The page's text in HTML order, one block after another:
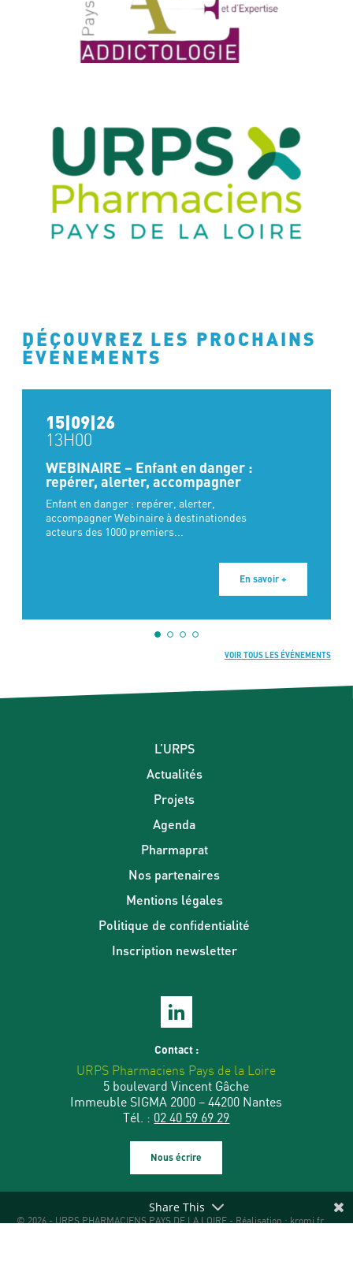
DÉCOUVREZ LES PROCHAINS
ÉVÉNEMENTS
15|09|26
13H00
WEBINAIRE – Enfant en danger :
repérer, alerter, accompagner
Enfant en danger : repérer, alerter,
accompagner Webinaire à destinationdes
acteurs des 1000 premiers...
En savoir +
VOIR TOUS LES ÉVÉNEMENTS
L’URPS
Actualités
Projets
Agenda
Pharmaprat
Nos partenaires
Mentions légales
Politique de confidentialité
Inscription newsletter
Contact :
URPS Pharmaciens Pays de la Loire
5 boulevard Vincent Gâche
Immeuble SIGMA 2000 – 44200 Nantes
Tél. : 02 40 59 69 29
Nous écrire
© 2026 - URPS PHARMACIENS PAYS DE LA LOIRE - Réalisation : kromi.fr
Share This